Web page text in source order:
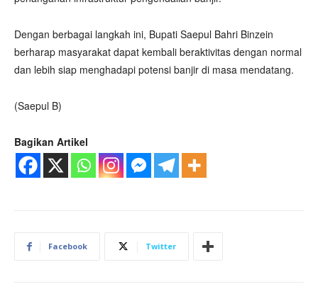
Dengan berbagai langkah ini, Bupati Saepul Bahri Binzein
berharap masyarakat dapat kembali beraktivitas dengan normal
dan lebih siap menghadapi potensi banjir di masa mendatang.
(Saepul B)
Bagikan Artikel
Facebook Twitter